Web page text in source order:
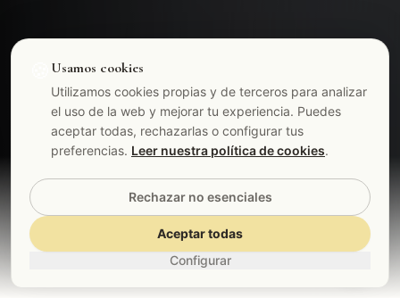
Descubre más
Usamos cookies
Utilizamos cookies propias y de terceros para analizar
el uso de la web y mejorar tu experiencia. Puedes
aceptar todas, rechazarlas o configurar tus
preferencias. Leer nuestra política de cookies.
Configurar
Rechazar no esenciales
Aceptar todas